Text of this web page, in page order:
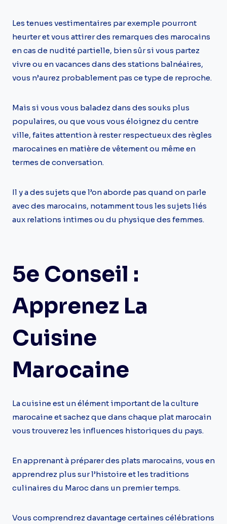
Les tenues vestimentaires par exemple pourront
heurter et vous attirer des remarques des marocains
en cas de nudité partielle, bien sûr si vous partez
vivre ou en vacances dans des stations balnéaires,
vous n’aurez probablement pas ce type de reproche.
Mais si vous vous baladez dans des souks plus
populaires, ou que vous vous éloignez du centre
ville, faites attention à rester respectueux des règles
marocaines en matière de vêtement ou même en
termes de conversation.
Il y a des sujets que l’on aborde pas quand on parle
avec des marocains, notamment tous les sujets liés
aux relations intimes ou du physique des femmes.
5e Conseil :
Apprenez La
Cuisine
Marocaine
La cuisine est un élément important de la culture
marocaine et sachez que dans chaque plat marocain
vous trouverez les influences historiques du pays.
En apprenant à préparer des plats marocains, vous en
apprendrez plus sur l’histoire et les traditions
culinaires du Maroc dans un premier temps.
Vous comprendrez davantage certaines célébrations